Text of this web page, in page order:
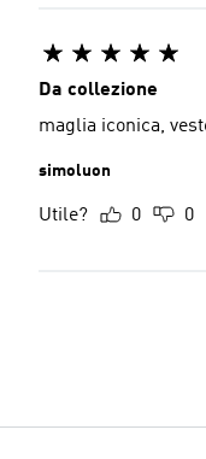
Da collezione
maglia iconica,
simoluon
Utile? 0 0